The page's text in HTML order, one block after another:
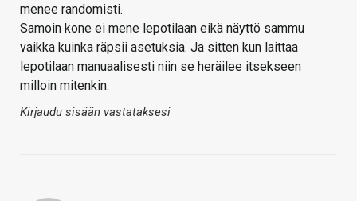
menee randomisti.
Samoin kone ei mene lepotilaan eikä näyttö sammu
vaikka kuinka räpsii asetuksia. Ja sitten kun laittaa
lepotilaan manuaalisesti niin se heräilee itsekseen
milloin mitenkin.
Kirjaudu sisään vastataksesi